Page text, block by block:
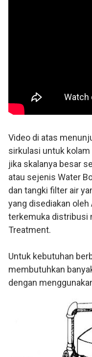
Video di atas
sirkulasi untuk kolam
jika skalanya besar
atau sejenis Water
dan tangki filter air
yang disediakan oleh
terkemuka distribusi
Treatment.
Untuk kebutuhan
membutuhkan
dengan